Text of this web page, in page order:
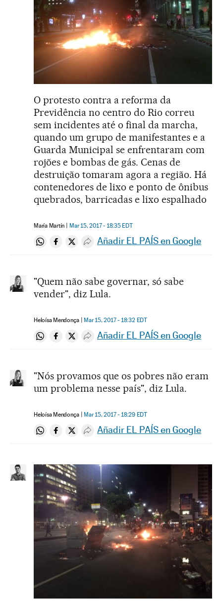
O protesto contra a reforma da
Previdência no centro do Rio correu
sem incidentes até o final da marcha,
quando um grupo de manifestantes e a
Guarda Municipal se enfrentaram com
rojões e bombas de gás. Cenas de
destruição tomaram agora a região. Há
contenedores de lixo e ponto de ônibus
quebrados, barricadas e lixo espalhado
María Martín Mar 15, 2017 - 18:35 EDT
Compartir en Whatsapp
Compartir en Facebook
Compartir en Twitter
Desplegar Redes Sociales
Añadir EL PAÍS en Google
"Quem não sabe governar, só sabe
vender", diz Lula.
Heloísa Mendonça Mar 15, 2017 - 18:32 EDT
Compartir en Whatsapp
Compartir en Facebook
Compartir en Twitter
Desplegar Redes Sociales
Añadir EL PAÍS en Google
"Nós provamos que os pobres não eram
um problema nesse país", diz Lula.
Heloísa Mendonça Mar 15, 2017 - 18:29 EDT
Compartir en Whatsapp
Compartir en Facebook
Compartir en Twitter
Desplegar Redes Sociales
Añadir EL PAÍS en Google